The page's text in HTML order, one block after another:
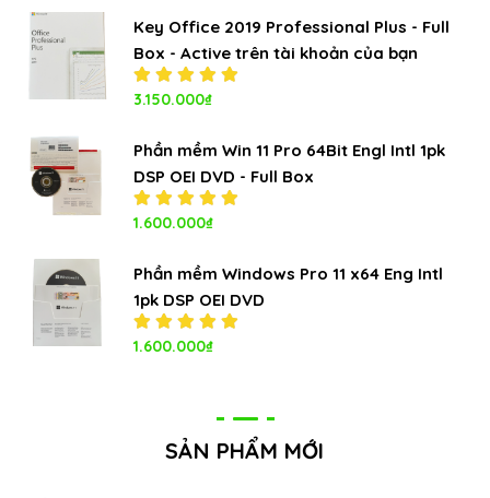
sao
Key Office 2019 Professional Plus - Full
Box - Active trên tài khoản của bạn
Được xếp
sao
3.150.000₫
Phần mềm Win 11 Pro 64Bit Engl Intl 1pk
DSP OEI DVD - Full Box
Được xếp
sao
1.600.000₫
Phần mềm Windows Pro 11 x64 Eng Intl
1pk DSP OEI DVD
Được xếp
1.600.000₫
SẢN PHẨM MỚI